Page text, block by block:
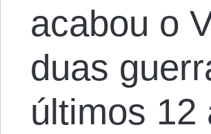
acabou o
duas
últimos 12